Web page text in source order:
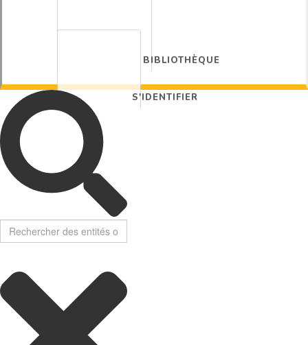
BIBLIOTHÈQUE
S'IDENTIFIER